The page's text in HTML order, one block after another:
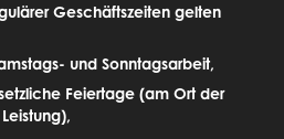
Geschäftszeiten gelten
und Sonntagsarbeit,
Feiertage (am Ort der
Leistung),